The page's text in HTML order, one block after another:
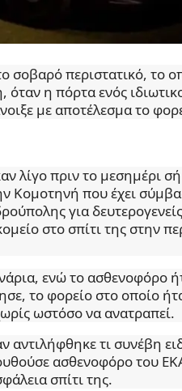
σοβαρό περιστατικό, το
η πόρτα ενός
με αποτέλεσμα το
λίγο πριν το μεσημέρι
Κομοτηνή που έχει
για
στο σπίτι της στην
ενώ το ασθενοφόρο
το φορείο στο οποίο
ωστόσο να ανατραπεί.
τι συνέβη
ασθενοφόρο του
σπίτι της.